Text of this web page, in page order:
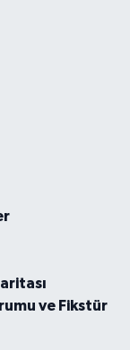
ve Fikstür